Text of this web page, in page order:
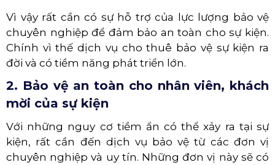
Vì vậy rất cần có sự hỗ trợ của lực lượng bảo vệ
chuyên nghiệp để đảm bảo an toàn cho sự kiện.
Chính vì thế dịch vụ cho thuê bảo vệ sự kiện ra
đời và có tiềm năng phát triển lớn.
2. Bảo vệ an toàn cho nhân viên, khách
mời của sự kiện
Với những nguy cơ tiềm ẩn có thể xảy ra tại sự
kiện, rất cần đến dịch vụ bảo vệ từ các đơn vị
chuyên nghiệp và uy tín. Những đơn vị này sẽ có